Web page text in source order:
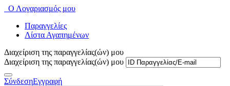
Ο Λογαριασμός μου
Παραγγελίες
Λίστα Αγαπημένων
Διαχείριση της παραγγελίας(ών) μου
Διαχείριση της παραγγελίας(ών) μου
ΣύνδεσηΕγγραφή